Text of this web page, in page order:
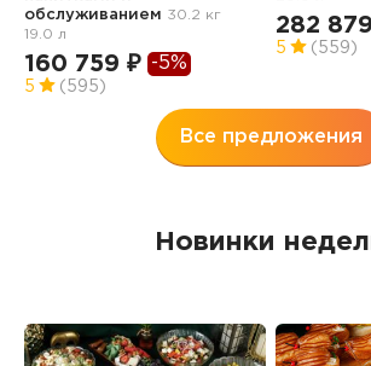
обслуживанием 30.2 кг
19.0 л
160 759 ₽ -5%
5 (595)
282
5 (559)
Все предложения
Новинки